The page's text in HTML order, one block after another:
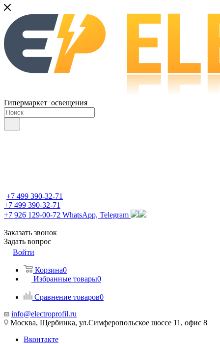
Гипермаркет освещения
+7 499 390-32-71
+7 499 390-32-71
+7 926 129-00-72 WhatsApp, Telegram
Заказать звонок
Задать вопрос
Войти
Корзина0
Избранные товары0
Сравнение товаров0
info@electroprofil.ru
Москва, Щербинка, ул.Симферопольское шоссе 11, офис 8
Вконтакте